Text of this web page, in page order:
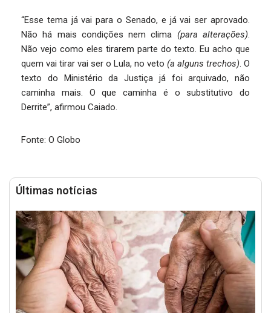
“Esse tema já vai para o Senado, e já vai ser aprovado.
Não há mais condições nem clima (para alterações).
Não vejo como eles tirarem parte do texto. Eu acho que
quem vai tirar vai ser o Lula, no veto (a alguns trechos). O
texto do Ministério da Justiça já foi arquivado, não
caminha mais. O que caminha é o substitutivo do
Derrite”, afirmou Caiado.
Fonte: O Globo
Últimas notícias